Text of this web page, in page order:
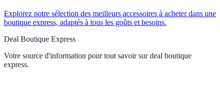
Explorez notre sélection des meilleurs accessoires à acheter dans une
boutique express, adaptés à tous les goûts et besoins.
Deal Boutique Express
Votre source d'information pour tout savoir sur deal boutique
express.